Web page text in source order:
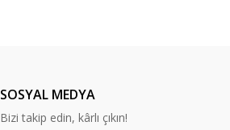
SOSYAL MEDYA
Bizi takip edin, kârlı çıkın!